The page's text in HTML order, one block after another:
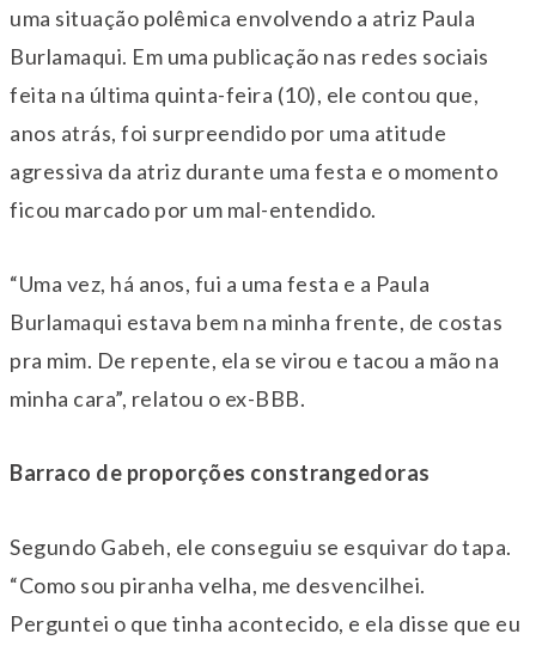
uma situação polêmica envolvendo a atriz Paula
Burlamaqui. Em uma publicação nas redes sociais
feita na última quinta-feira (10), ele contou que,
anos atrás, foi surpreendido por uma atitude
agressiva da atriz durante uma festa e o momento
ficou marcado por um mal-entendido.
“Uma vez, há anos, fui a uma festa e a Paula
Burlamaqui estava bem na minha frente, de costas
pra mim. De repente, ela se virou e tacou a mão na
minha cara”, relatou o ex-BBB.
Barraco de proporções constrangedoras
Segundo Gabeh, ele conseguiu se esquivar do tapa.
“Como sou piranha velha, me desvencilhei.
Perguntei o que tinha acontecido, e ela disse que eu